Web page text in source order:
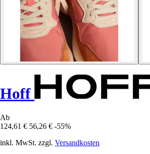
Hoff
Ab
124,61 € 56,26 € -55%
inkl. MwSt. zzgl. Versandkosten